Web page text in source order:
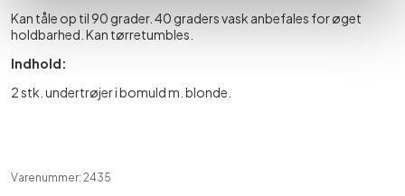
Kan tåle op til 90 grader. 40 graders vask anbefales for øget
holdbarhed. Kan tørretumbles.
Indhold:
2 stk. undertrøjer i bomuld m. blonde.
Varenummer: 2435